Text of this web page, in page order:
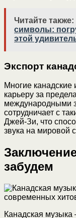
Читайте также:
символы:
этой
Экспорт
Многие канадские
карьеру за
международными
сотрудничает с
Джей-Зи, что
звука на мировой
забудем
Канадская музыка